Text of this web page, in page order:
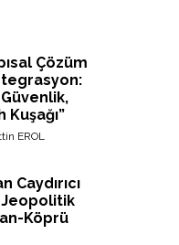
Çözüm
EROL
Caydırıcı
Jeopolitik
Köprü